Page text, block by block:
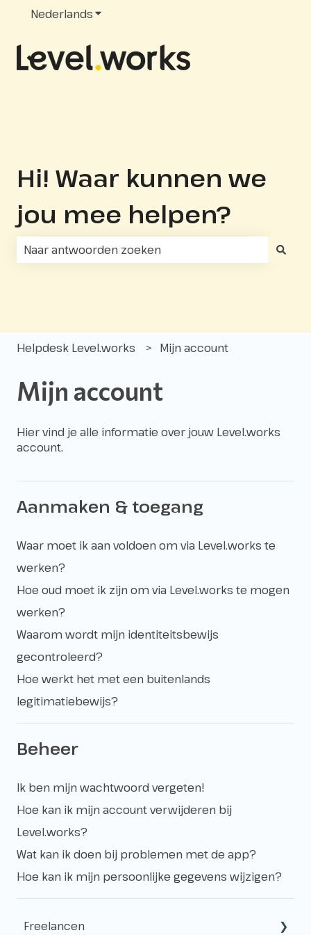
NederlandsSubmenu tonen voor vertalingen
Hi! Waar kunnen we
jou mee helpen?
Helpdesk Level.works Mijn account
Mijn account
Hier vind je alle informatie over jouw Level.works
account.
Aanmaken & toegang
Waar moet ik aan voldoen om via Level.works te
werken?
Hoe oud moet ik zijn om via Level.works te mogen
werken?
Waarom wordt mijn identiteitsbewijs
gecontroleerd?
Hoe werkt het met een buitenlands
legitimatiebewijs?
Beheer
Ik ben mijn wachtwoord vergeten!
Hoe kan ik mijn account verwijderen bij
Level.works?
Wat kan ik doen bij problemen met de app?
Hoe kan ik mijn persoonlijke gegevens wijzigen?
Freelancen